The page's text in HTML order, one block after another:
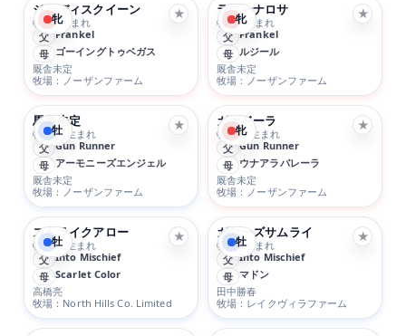
牝 ★
ジュディスクイーン
牝 2/4生まれ
父 Frankel
母 ゴーイングトゥベガス
厩舎未定
牧場：ノーザンファーム
牝 ★
ラグーナロサ
牝 3/7生まれ
父 Frankel
母 ルジール
厩舎未定
牧場：ノーザンファーム
牡 ★
馬名未定
牡 1/21生まれ
父 Gun Runner
母 アーモニーズエンジェル
厩舎未定
牧場：ノーザンファーム
牝 ★
ガナドーラ
牝 1/24生まれ
父 Gun Runner
母 ウナアラバレーラ
厩舎未定
牧場：ノーザンファーム
牡 ★
ストライクアロー
牡 4/19生まれ
父 Into Mischief
母 Scarlet Color
高橋亮
牧場：North Hills Co. Limited
牡 ★
ガヤーズサムライ
牡 2/6生まれ
父 Into Mischief
母 マドン
田中勝春
牧場：レイクヴィラファーム